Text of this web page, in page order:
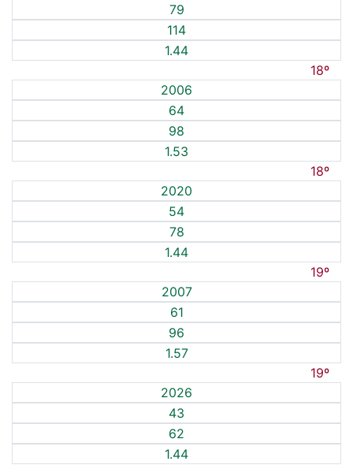
79
114
1.44
18º
2006
64
98
1.53
18º
2020
54
78
1.44
19º
2007
61
96
1.57
19º
2026
43
62
1.44